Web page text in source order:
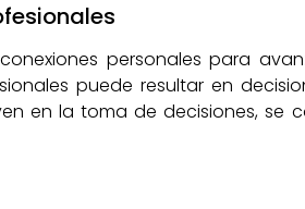
personales para
puede resultar en
en la toma de decisiones, se